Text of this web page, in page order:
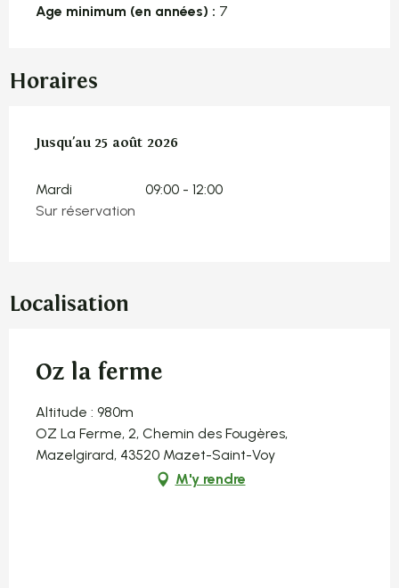
Age minimum (en années) : 7
Horaires
Du7 juillet 2026 au25 août 2026
Jusqu'au 25 août 2026
Mardi
09:00 - 12:00
Sur réservation
Localisation
Oz la ferme
Altitude : 980m
OZ La Ferme, 2, Chemin des Fougères,
Mazelgirard, 43520 Mazet-Saint-Voy
M'y rendre